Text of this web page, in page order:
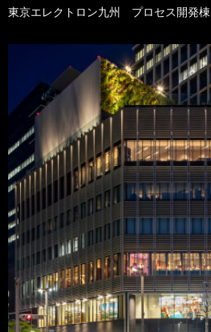
東京エレクトロン九州 プロセス開発棟